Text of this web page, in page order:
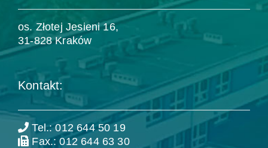
os. Złotej Jesieni 16,
31-828 Kraków
Kontakt:
Tel.: 012 644 50 19
Fax.: 012 644 63 30